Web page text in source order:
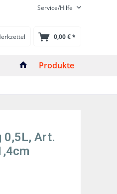
Service/Hilfe
0,00 € *
Produkte
0,5L, Art.